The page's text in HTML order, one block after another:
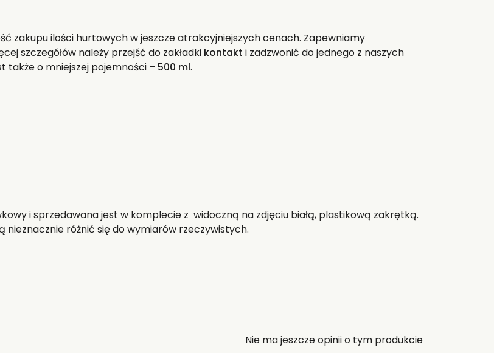
zakupu ilości hurtowych w jeszcze atrakcyjniejszych cenach. Zapewniamy
szczegółów należy przejść do zakładki kontakt i zadzwonić do jednego z naszych
o mniejszej pojemności – 500 ml.
i sprzedawana jest w komplecie z widoczną na zdjęciu białą, plastikową zakrętką.
różnić się do wymiarów rzeczywistych.
Nie ma jeszcze opinii o tym produkcie